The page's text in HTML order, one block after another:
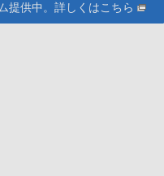
提供中。詳しくはこちら